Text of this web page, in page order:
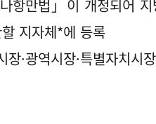
나항만법」이 개정되어
지자체*에 등록
장·광역시장·특별자치시